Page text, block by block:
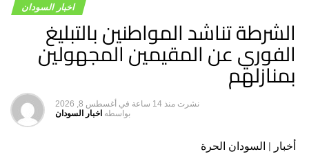
وأوضح أن إهمال ملاك الشقق وإسناد إدارتها للسماسرة أدى
للوقوع في هذه المخالفات، مشيراً إلى أن التسجيل يضمن
التعرف على هوية المستأجرين والتأكد من طبيعة نشاطهم.
وأضاف أن ظروف الحرب دفعت المواطنين إلى إيجار شققهم
السكنية وهو نشاط مشروع وذو فائدة أسهم في حل مشكلة
السكن، لكن يجب أن يتم وفقاً للضوابط حتى لا يتم استغلاله في
أنشطة مشبوهة مخالفة للقانون.
اخبار السودان
الشرطة تناشد المواطنين بالتبليغ
الفوري عن المقيمين المجهولين
بمنازلهم
نشرت منذ 14 ساعة في أغسطس 8, 2026
بواسطه اخبار السودان
أخبار | السودان الحرة